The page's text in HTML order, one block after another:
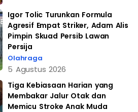
Igor Tolic Turunkan Formula
Agresif Empat Striker, Adam Alis
Pimpin Skuad Persib Lawan
Persija
Olahraga
5 Agustus 2026
Tiga Kebiasaan Harian yang
Membakar Jalur Otak dan
Memicu Stroke Anak Muda